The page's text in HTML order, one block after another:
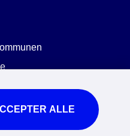
intelligens
ALLE